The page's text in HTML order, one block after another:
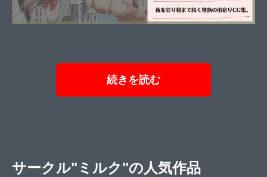
続きを読む
サークル"ミルク"の人気作品